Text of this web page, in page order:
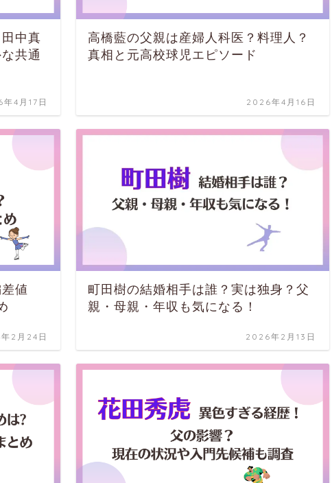
中真
共通
4月17日
高橋藍の父親は産婦人科医？料理人？
真相と元高校球児エピソード
2026年4月16日
値
2月24日
町田樹の結婚相手は誰？実は独身？父
親・母親・年収も気になる！
2026年2月13日